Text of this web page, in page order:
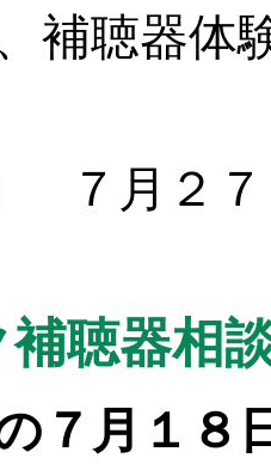
補聴器体
月２７
聴器相
７月１８